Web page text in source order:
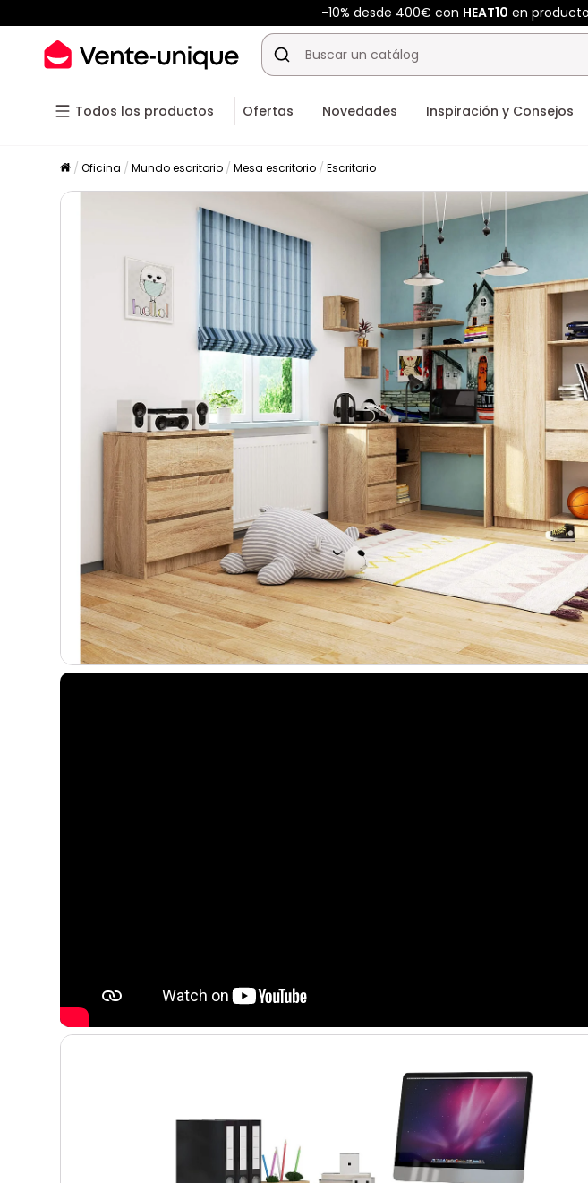
-10% desde 400€ con HEAT10 en
Todos los productos Ofertas Novedades Inspiración y Consejos
Oficina Mundo escritorio Mesa escritorio Escritorio